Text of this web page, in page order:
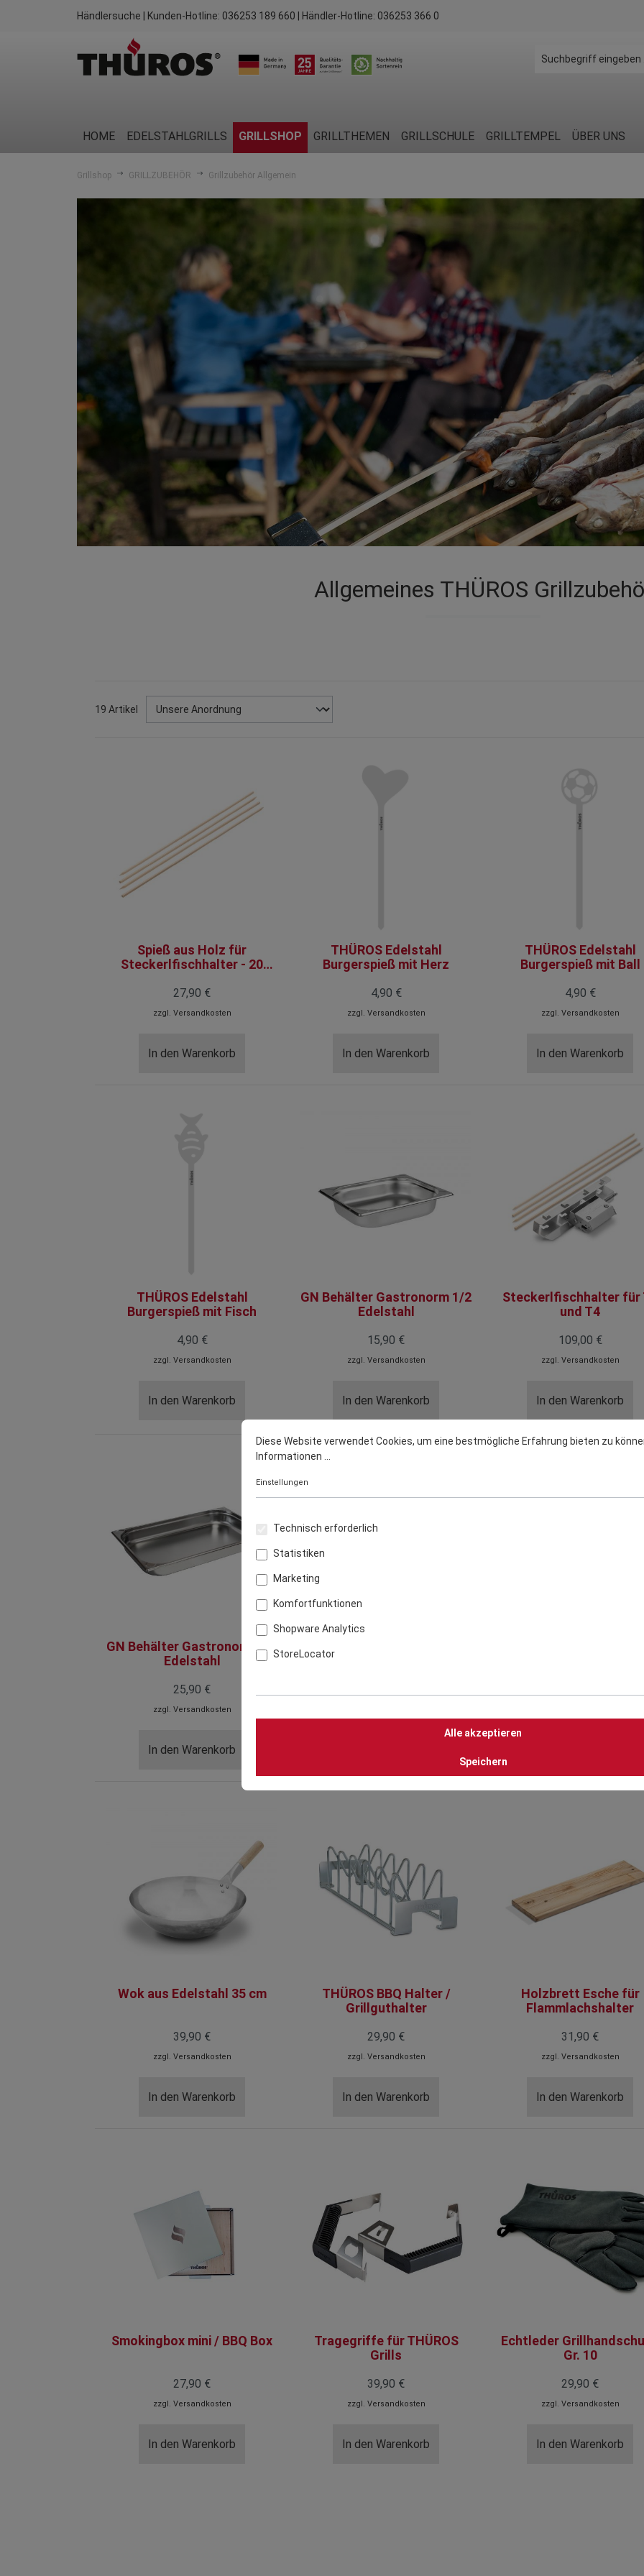
Händlersuche | Kunden-Hotline: 036253 189 660 | Händler-Hotline: 036253 366 0
HOME EDELSTAHLGRILLS GRILLSHOP GRILLTHEMEN GRILLSCHULE GRILLTEMPEL ÜBER UNS
Grillshop GRILLZUBEHÖR Grillzubehör Allgemein
Allgemeines THÜROS
19 Artikel
Spieß aus Holz für
Steckerlfischhalter - 20
27,90 €
zzgl. Versandkosten
In den Warenkorb
THÜROS Edelstahl
Burgerspieß mit Herz
4,90 €
zzgl. Versandkosten
In den Warenkorb
THÜROS Edelstahl
Burgerspieß mit Ball
4,90 €
zzgl. Versandkosten
In den Warenkorb
THÜROS Edelstahl
Burgerspieß mit Fisch
4,90 €
zzgl. Versandkosten
In den Warenkorb
GN Behälter Gastronorm 1/2
Edelstahl
15,90 €
zzgl. Versandkosten
In den Warenkorb
Steckerlfischhalter für
und T4
109,00 €
zzgl. Versandkosten
In den Warenkorb
GN Behälter Gastronorm 1/1
Edelstahl
25,90 €
zzgl. Versandkosten
In den Warenkorb
Wok aus Edelstahl 35 cm
39,90 €
zzgl. Versandkosten
In den Warenkorb
THÜROS BBQ Halter /
Grillguthalter
29,90 €
zzgl. Versandkosten
In den Warenkorb
Holzbrett Esche für
Flammlachshalter
31,90 €
zzgl. Versandkosten
In den Warenkorb
Smokingbox mini / BBQ Box
27,90 €
zzgl. Versandkosten
In den Warenkorb
Tragegriffe für THÜROS
Grills
39,90 €
zzgl. Versandkosten
In den Warenkorb
Echtleder
Gr. 10
29,90 €
zzgl. Versandkosten
In den Warenkorb
Diese Website verwendet Cookies, um eine bestmögliche Erfahrung bieten zu
Informationen ...
Einstellungen
Technisch erforderlich
Statistiken
Marketing
Komfortfunktionen
Shopware Analytics
StoreLocator
Alle akzeptieren
Speichern